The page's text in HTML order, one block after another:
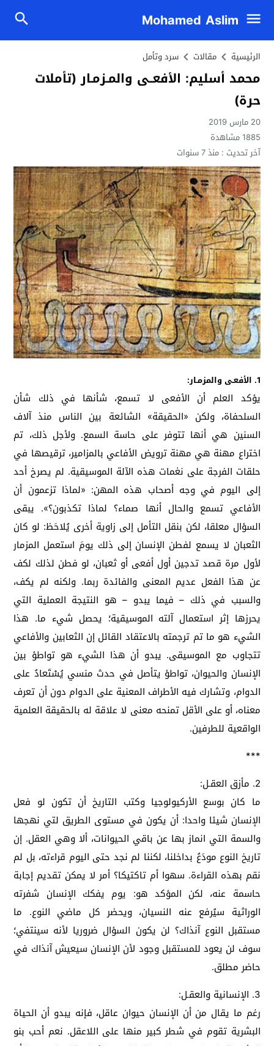
Mohamed Aslim
الرئيسية مقالات سرد وتأمل
محمد أسليم: الأفعــى والمـزمـار (تأملات
حرة)
20 مارس 2019
1885مشاهدة
آخر تحديث :منذ 7 سنوات
1. الأفعـى والمزمـار:
يؤكد العلم أن الأفعى لا تسمع، شأنها في ذلك شأن
السلحفاة، ولكن «الحقيقة» الشائعة بين الناس منذ آلاف
السنين هي أنها تتوفر على حاسة السمع. ولأجل ذلك، تم
اختراع مهنة هي مهنة ترويض الأفاعي بالمزامير، ترقيصها في
حلقات الفرجة على نغمات هذه الآلة الموسيقية. لم يصرخ أحد
إلى اليوم في وجه أصحاب هذه المهن: «لماذا تزعمون أن
الأفاعي تسمع والحال أنها صماء؟ لماذا تكذبون؟». يبقى
السؤال معلقا، لكن بنقل التأمل إلى زاوية أخرى يُلاحَظ: لو كان
الثعبان لا يسمع لفطن الإنسان إلى ذلك يومَ استعمل المزمار
لأول مرة قصد تدجين أول أفعى أو ثعبان، لو فطن لذلك لكف
عن هذا الفعل عديم المعنى والفائدة ربما. ولكنه لم يكف،
والسبب في ذلك – فيما يبدو – هو النتيجة العملية التي
يحرزها إثر استعمال آلته الموسيقية؛ يحصل شيء ما. هذا
الشيء هو ما تم ترجمته بالاعتقاد القائل إن الثعابين والأفاعي
تتجاوب مع الموسيقى. يبدو أن هذا الشيء هو تواطؤ بين
الإنسان والحيوان، تواطؤ يتأصل في حدث منسي يُسْتَعادُ على
الدوام، وتشارك فيه الأطراف المعنية على الدوام دون أن تعرف
معناه، أو على الأقل تمنحه معنى لا علاقة له بالحقيقة العلمية
الواقعية للطرفين.
***
2. مأزق العقـل:
ما كان بوسع الأركيولوجيا وكتب التاريخ أن تكون لو فعل
الإنسان شيئا واحدا: أن يكون في مستوى الطريق لتي نهجها
والسمة التي انماز بها عن باقي الحيوانات، ألا وهي العقل. إن
تاريخ النوع مودَعُ بداخلنا، لكننا لم نجد حتى اليوم قراءته، بل لم
نقم بهذه القراءة. سهوا أم تاكتيكا؟ أمر لا يمكن تقديم إجابة
حاسمة عنه، لكن المؤكد هو: يوم يفكك الإنسان شفرته
الوراثية سيُرفع عنه النسيان، ويحضر كل ماضي النوع. ما
مستقبل النوع آنذاك؟ لن يكون السؤال ضروريا لأنه سينتفي؛
سوف لن يعود للمستقبل وجود لأن الإنسان سيعيش آنذاك في
حاضر مطلق.
3. الإنسانية والعقـل:
رغم ما يقال من أن الإنسان حيوان عاقل، فإنه يبدو أن الحياة
البشرية تقوم في شطر كبير منها على اللاعقل. نعم أحب بنو